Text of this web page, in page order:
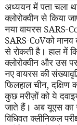
अध्ययन में पता चला
क्लोरोक्वीन से किया
नया वायरस SARS-
SARS-CoVको
से रोकती है। हाल में
क्लोरोक्वीन और उस पर
नए वायरस की
फिलहाल चीन,दक्षिण
कुछ मरीज़ों को ये
जाते हैं। अब यूएस का
विधिवत क्लीनिकल